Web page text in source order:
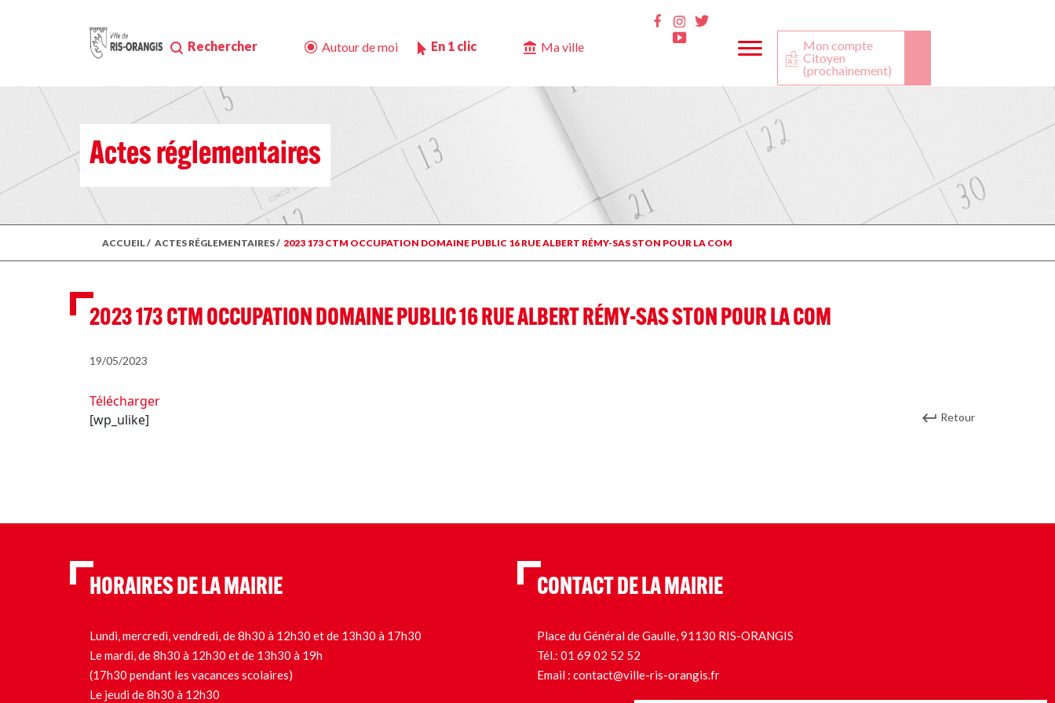
Rechercher Autour de moi En 1 clic Ma ville
Facebook
InstaTwitter
Youtube
Mon compte
Citoyen
(prochainement)
Actes réglementaires
ACCUEIL/ ACTES RÉGLEMENTAIRES/ 2023 173 CTM OCCUPATION DOMAINE PUBLIC 16 RUE ALBERT RÉMY-SAS STON POUR LA COM
2023 173 CTM OCCUPATION DOMAINE PUBLIC 16 RUE ALBERT RÉMY-SAS STON POUR LA COM
19/05/2023
Télécharger
[wp_ulike]
Retour
HORAIRES DE LA MAIRIE
Lundi, mercredi, vendredi, de 8h30 à 12h30 et de 13h30 à 17h30
Le mardi, de 8h30 à 12h30 et de 13h30 à 19h
(17h30 pendant les vacances scolaires)
Le jeudi de 8h30 à 12h30
CONTACT DE LA MAIRIE
Place du Général de Gaulle, 91130 RIS-ORANGIS
Tél.: 01 69 02 52 52
Email : contact@ville-ris-orangis.fr